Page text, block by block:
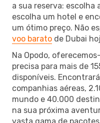
a sua reserva: escolha
escolha um hotel e
um ótimo preço. Não
voo barato de Dubai
Na Opodo,
precisa para mais de
disponíveis.
companhias aéreas,
mundo e 40.000
na sua próxima